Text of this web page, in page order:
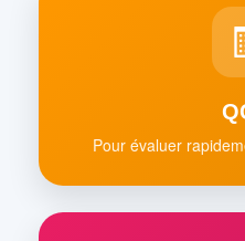
Pour évaluer